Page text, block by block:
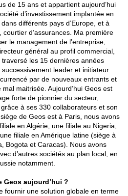
de 15 ans et appartient aujourd’hui
d’investissement implantée en
différents pays d’Europe, et à
d’assurances. Ma première
le management de l’entreprise,
général au profil commercial,
les 15 dernières années
leader et initiateur
par de nouveaux entrants et
maitrisée. Aujourd’hui Geos est
forte de pionnier du secteur,
à ses 330 collaborateurs et son
de Geos est à Paris, nous avons
en Algérie, une filiale au Nigeria,
filiale en Amérique latine (siège à
Bogota et Caracas). Nous avons
d’autres sociétés au plan local, en
notamment.
Geos aujourd’hui ?
fournir une solution globale en terme